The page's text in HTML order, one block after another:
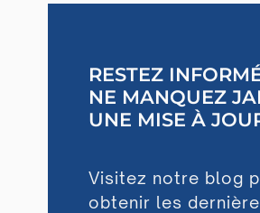
RESTEZ
NE MANQUEZ
UNE MISE À
Visitez notre blog
obtenir les